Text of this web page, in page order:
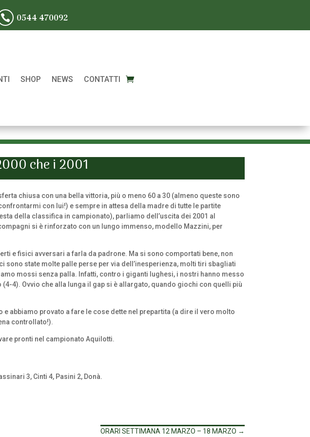
 0544 470092
SHOP NEWS CONTATTI
che i 2001
chiusa con una bella vittoria, più o meno 60 a 30 (almeno queste sono
con lui!) e sempre in attesa della madre di tutte le partite
della classifica in campionato), parliamo dell’uscita dei 2001 al
si è rinforzato con un lungo immenso, modello Mazzini, per
e fisici avversari a farla da padrone. Ma si sono comportati bene, non
sono state molte palle perse per via dell’inesperienza, molti tiri sbagliati
mossi senza palla. Infatti, contro i giganti lughesi, i nostri hanno messo
4). Ovvio che alla lunga il gap si è allargato, quando giochi con quelli più
abbiamo provato a fare le cose dette nel prepartita (a dire il vero molto
controllato!).
pronti nel campionato Aquilotti.
3, Cinti 4, Pasini 2, Donà.
ORARI SETTIMANA 12 MARZO – 18 MARZO →